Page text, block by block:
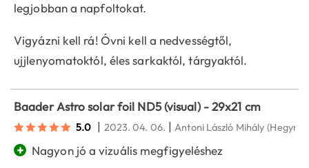
legjobban a napfoltokat.
Vigyázni kell rá! Óvni kell a nedvességtől,
ujjlenyomatoktól, éles sarkaktól, tárgyaktól.
Baader Astro solar foil ND5 (visual) - 29x21 cm
5.0 | 2023. 04. 06. | Antoni László Mihály
+ Nagyon jó a vizuális megfigyeléshez